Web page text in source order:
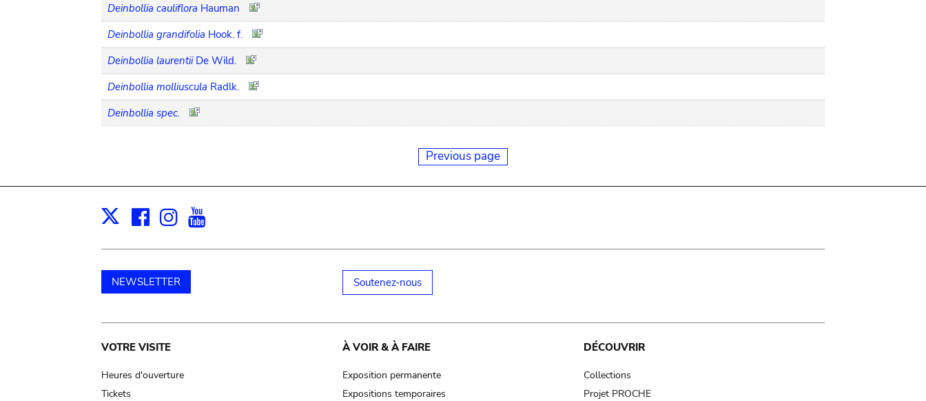
Deinbollia cauliflora Hauman
Deinbollia grandifolia Hook. f.
Deinbollia laurentii De Wild.
Deinbollia molliuscula Radlk.
Deinbollia spec.
Previous page
X Facebook
Instagram
NEWSLETTER Soutenez-nous
Main
navigation
VOTRE VISITE
Heures d'ouverture
Tickets
À VOIR & À FAIRE
Exposition permanente
Expositions temporaires
DÉCOUVRIR
Collections
Projet PROCHE